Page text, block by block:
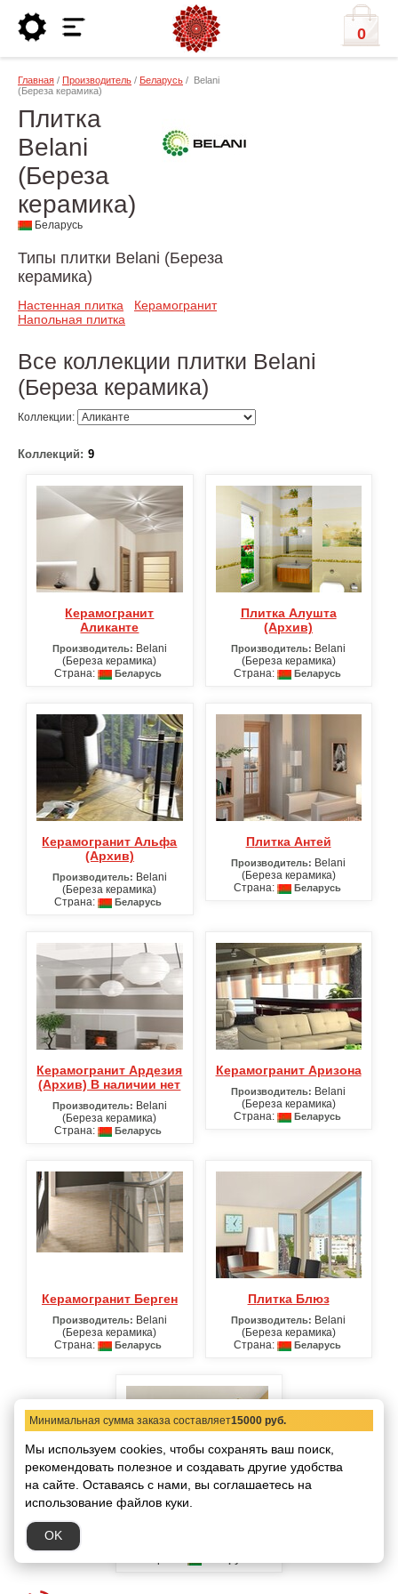
0
Главная / Производитель / Беларусь / Belani
(Береза керамика)
Плитка
Belani
(Береза
керамика)
Беларусь
Типы плитки Belani (Береза
керамика)
Настенная плитка
Керамогранит
Напольная плитка
Все коллекции плитки Belani
(Береза керамика)
Коллекции:
Коллекций: 9
Керамогранит
Аликанте
Производитель: Belani
(Береза керамика)
Страна:
Беларусь
Плитка Алушта
(Архив)
Производитель: Belani
(Береза керамика)
Страна:
Беларусь
Керамогранит Альфа
(Архив)
Производитель: Belani
(Береза керамика)
Страна:
Беларусь
Плитка Антей
Производитель: Belani
(Береза керамика)
Страна:
Беларусь
Керамогранит Ардезия
(Архив) В наличии нет
Производитель: Belani
(Береза керамика)
Страна:
Беларусь
Керамогранит Аризона
Производитель: Belani
(Береза керамика)
Страна:
Беларусь
Керамогранит Берген
Производитель: Belani
(Береза керамика)
Страна:
Беларусь
Плитка Блюз
Производитель: Belani
(Береза керамика)
Страна:
Беларусь
Плитка Богема
Минимальная сумма заказа составляет15000 руб.
Мы используем cookies, чтобы сохранять ваш поиск,
рекомендовать полезное и создавать другие удобства
на сайте. Оставаясь с нами, вы соглашаетесь на
использование файлов куки.
OK